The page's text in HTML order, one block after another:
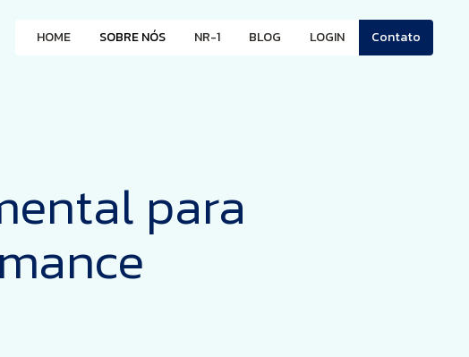
HOME SOBRE NÓS NR-1 BLOG LOGIN Contato
para